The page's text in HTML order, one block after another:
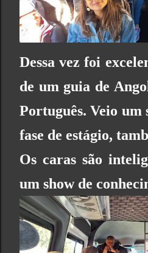
Dessa vez foi
de um guia de
Português. Veio um
fase de estágio,
Os caras são
um show de